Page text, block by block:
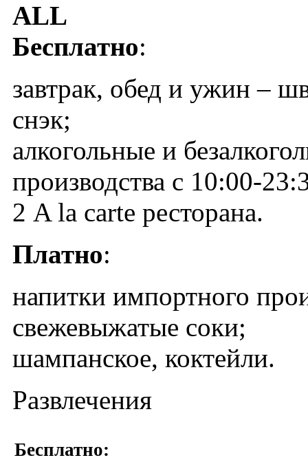
ALL
Бесплатно:
завтрак, обед и ужин –
снэк;
алкогольные и
производства с 10:00-
2 A la carte ресторана.
Платно:
напитки импортного
свежевыжатые соки;
шампанское, коктейли.
Развлечения
Бесплатно: